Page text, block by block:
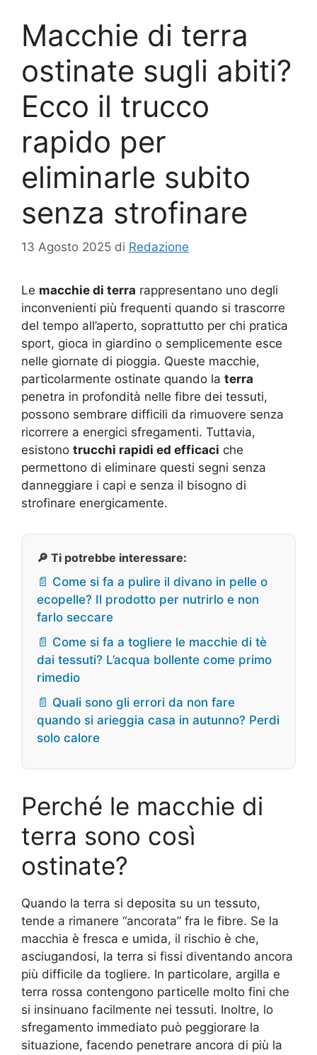
Macchie di terra
ostinate sugli abiti?
Ecco il trucco
rapido per
eliminarle subito
senza strofinare
13 Agosto 2025 di Redazione
Le macchie di terra rappresentano uno degli
inconvenienti più frequenti quando si trascorre
del tempo all’aperto, soprattutto per chi pratica
sport, gioca in giardino o semplicemente esce
nelle giornate di pioggia. Queste macchie,
particolarmente ostinate quando la terra
penetra in profondità nelle fibre dei tessuti,
possono sembrare difficili da rimuovere senza
ricorrere a energici sfregamenti. Tuttavia,
esistono trucchi rapidi ed efficaci che
permettono di eliminare questi segni senza
danneggiare i capi e senza il bisogno di
strofinare energicamente.
🔎 Ti potrebbe interessare:
📄 Come si fa a pulire il divano in pelle o
ecopelle? Il prodotto per nutrirlo e non
farlo seccare
📄 Come si fa a togliere le macchie di tè
dai tessuti? L’acqua bollente come primo
rimedio
📄 Quali sono gli errori da non fare
quando si arieggia casa in autunno? Perdi
solo calore
Perché le macchie di
terra sono così
ostinate?
Quando la terra si deposita su un tessuto,
tende a rimanere “ancorata” fra le fibre. Se la
macchia è fresca e umida, il rischio è che,
asciugandosi, la terra si fissi diventando ancora
più difficile da togliere. In particolare, argilla e
terra rossa contengono particelle molto fini che
si insinuano facilmente nei tessuti. Inoltre, lo
sfregamento immediato può peggiorare la
situazione, facendo penetrare ancora di più la